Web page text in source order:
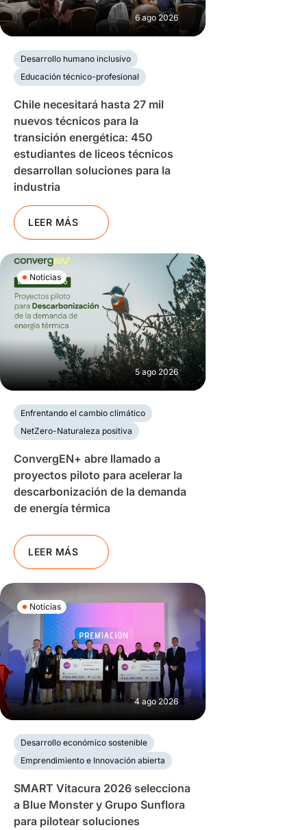
6 ago 2026
Desarrollo humano inclusivo
Educación técnico-profesional
Chile necesitará hasta 27 mil
nuevos técnicos para la
transición energética: 450
estudiantes de liceos técnicos
desarrollan soluciones para la
industria
LEER MÁS
Noticias
5 ago 2026
Enfrentando el cambio climático
NetZero-Naturaleza positiva
ConvergEN+ abre llamado a
proyectos piloto para acelerar la
descarbonización de la demanda
de energía térmica
LEER MÁS
Noticias
4 ago 2026
Desarrollo económico sostenible
Emprendimiento e Innovación abierta
SMART Vitacura 2026 selecciona
a Blue Monster y Grupo Sunflora
para pilotear soluciones